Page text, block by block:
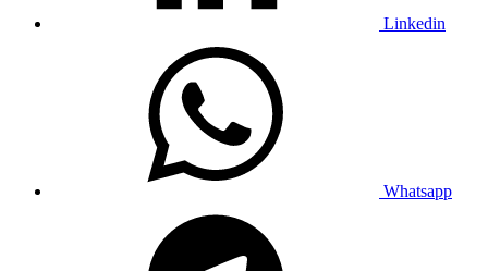
Linkedin
Whatsapp